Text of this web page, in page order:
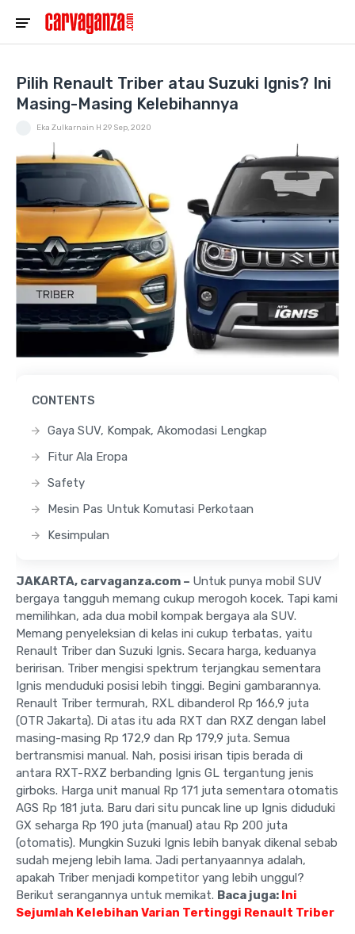
Pilih Renault Triber atau Suzuki Ignis? Ini
Masing-Masing Kelebihannya
Eka Zulkarnain H 29 Sep, 2020
CONTENTS
Gaya SUV, Kompak, Akomodasi Lengkap
Fitur Ala Eropa
Safety
Mesin Pas Untuk Komutasi Perkotaan
Kesimpulan
JAKARTA, carvaganza.com – Untuk punya mobil SUV
bergaya tangguh memang cukup merogoh kocek. Tapi kami
memilihkan, ada dua mobil kompak bergaya ala SUV.
Memang penyeleksian di kelas ini cukup terbatas, yaitu
Renault Triber dan Suzuki Ignis. Secara harga, keduanya
beririsan. Triber mengisi spektrum terjangkau sementara
Ignis menduduki posisi lebih tinggi. Begini gambarannya.
Renault Triber termurah, RXL dibanderol Rp 166,9 juta
(OTR Jakarta). Di atas itu ada RXT dan RXZ dengan label
masing-masing Rp 172,9 dan Rp 179,9 juta. Semua
bertransmisi manual. Nah, posisi irisan tipis berada di
antara RXT-RXZ berbanding Ignis GL tergantung jenis
girboks. Harga unit manual Rp 171 juta sementara otomatis
AGS Rp 181 juta. Baru dari situ puncak line up Ignis diduduki
GX seharga Rp 190 juta (manual) atau Rp 200 juta
(otomatis). Mungkin Suzuki Ignis lebih banyak dikenal sebab
sudah mejeng lebih lama. Jadi pertanyaannya adalah,
apakah Triber menjadi kompetitor yang lebih unggul?
Berikut serangannya untuk memikat. Baca juga: Ini
Sejumlah Kelebihan Varian Tertinggi Renault Triber